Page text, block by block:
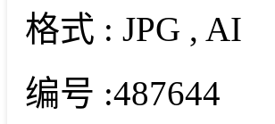
格式 : JPG , AI
编号 :487644